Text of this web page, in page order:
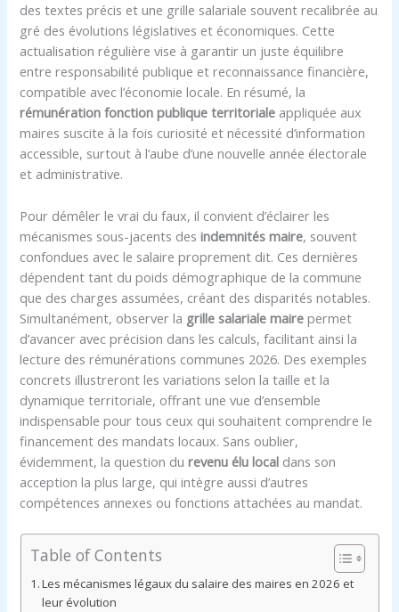
des textes précis et une grille salariale souvent recalibrée au
gré des évolutions législatives et économiques. Cette
actualisation régulière vise à garantir un juste équilibre
entre responsabilité publique et reconnaissance financière,
compatible avec l’économie locale. En résumé, la
rémunération fonction publique territoriale appliquée aux
maires suscite à la fois curiosité et nécessité d’information
accessible, surtout à l’aube d’une nouvelle année électorale
et administrative.
Pour démêler le vrai du faux, il convient d’éclairer les
mécanismes sous-jacents desindemnités maire, souvent
confondues avec le salaire proprement dit. Ces dernières
dépendent tant du poids démographique de la commune
que des charges assumées, créant des disparités notables.
Simultanément, observer la grille salariale maire permet
d’avancer avec précision dans les calculs, facilitant ainsi la
lecture des rémunérations communes 2026. Des exemples
concrets illustreront les variations selon la taille et la
dynamique territoriale, offrant une vue d’ensemble
indispensable pour tous ceux qui souhaitent comprendre le
financement des mandats locaux. Sans oublier,
évidemment, la question durevenu élu local dans son
acception la plus large, qui intègre aussi d’autres
compétences annexes ou fonctions attachées au mandat.
Table of Contents
Les mécanismes légaux du salaire des maires en 2026 et
leur évolution